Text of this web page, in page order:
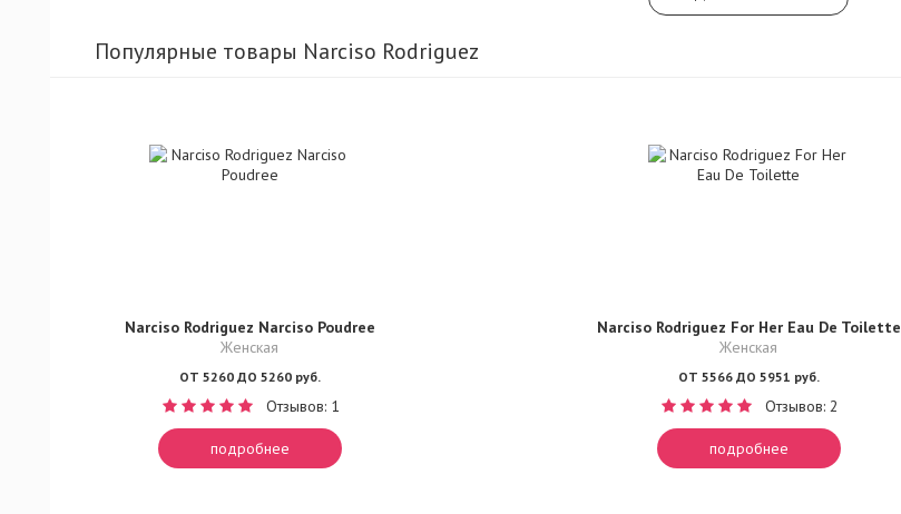
Популярные товары Narciso Rodriguez
Narciso Rodriguez Narciso Poudree
Женская
ОТ 5260 ДО 5260 руб.
Отзывов: 1
подробнее
Narciso Rodriguez For Her Eau De Toilette
Женская
ОТ 5566 ДО 5951 руб.
Отзывов: 2
подробнее